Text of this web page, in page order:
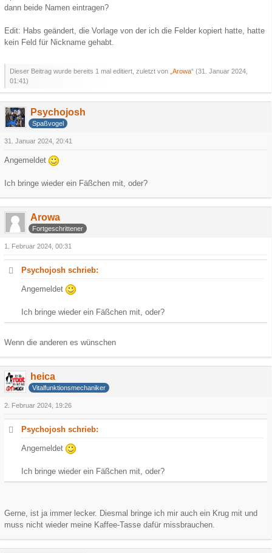
dann beide Namen eintragen?
Edit: Habs geändert, die Vorlage von der ich die Felder kopiert hatte, hatte
kein Feld für Nickname gehabt.
Dieser Beitrag wurde bereits 1 mal editiert, zuletzt von „ Arowa“ (31. Januar 2024,
01:41)
Psychojosh
Spaßvogel
31. Januar 2024, 20:41
Angemeldet
Ich bringe wieder ein Fäßchen mit, oder?
Arowa
Fortgeschrittener
1. Februar 2024, 00:31
Psychojosh schrieb:
Angemeldet
Ich bringe wieder ein Fäßchen mit, oder?
Wenn die anderen es wünschen
heica
Vitalfunktionsmechaniker
2. Februar 2024, 19:26
Psychojosh schrieb:
Angemeldet
Ich bringe wieder ein Fäßchen mit, oder?
Gerne, ist ja immer lecker. Diesmal bringe ich mir auch ein Krug mit und
muss nicht wieder meine Kaffee-Tasse dafür missbrauchen.